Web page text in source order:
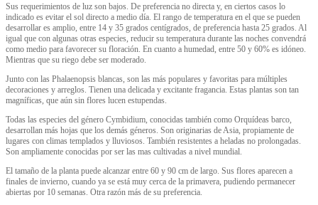
Sus requerimientos de luz son bajos. De preferencia no directa y, en ciertos casos lo
indicado es evitar el sol directo a medio día. El rango de temperatura en el que se pueden
desarrollar es amplio, entre 14 y 35 grados centígrados, de preferencia hasta 25 grados. Al
igual que con algunas otras especies, reducir su temperatura durante las noches convendrá
como medio para favorecer su floración. En cuanto a humedad, entre 50 y 60% es idóneo.
Mientras que su riego debe ser moderado.
Junto con las Phalaenopsis blancas, son las más populares y favoritas para múltiples
decoraciones y arreglos. Tienen una delicada y excitante fragancia. Estas plantas son tan
magníficas, que aún sin flores lucen estupendas.
Todas las especies del género Cymbidium, conocidas también como Orquídeas barco,
desarrollan más hojas que los demás géneros. Son originarias de Asia, propiamente de
lugares con climas templados y lluviosos. También resistentes a heladas no prolongadas.
Son ampliamente conocidas por ser las mas cultivadas a nivel mundial.
El tamaño de la planta puede alcanzar entre 60 y 90 cm de largo. Sus flores aparecen a
finales de invierno, cuando ya se está muy cerca de la primavera, pudiendo permanecer
abiertas por 10 semanas. Otra razón más de su preferencia.